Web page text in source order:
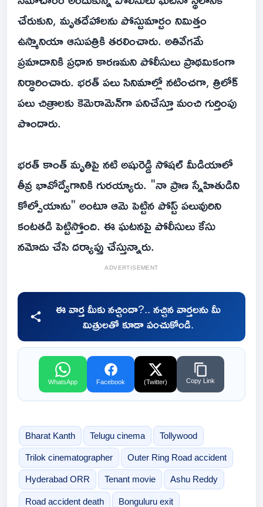
చేరుకుని, మృతదేహాలను పోస్టుమార్టం నిమిత్తం
ఉస్మానియా ఆసుపత్రికి తరలించారు. అతివేగమే
ప్రమాదానికి ప్రధాన కారణమని పోలీసులు ప్రాథమికంగా
నిర్ధారించారు. భరత్ పలు సినిమాల్లో నటించగా, త్రిలోక్
పలు చిత్రాలకు కెమెరామెన్‌గా పనిచేస్తూ మంచి గుర్తింపు
పొందారు.
భరత్ కాంత్ మృతిపై నటి అషురెడ్డి సోషల్ మీడియాలో
తీవ్ర భావోద్వేగానికి గురయ్యారు. "నా ప్రాణ స్నేహితుడిని
కోల్పోయాను" అంటూ ఆమె పెట్టిన పోస్ట్ పలువురిని
కంటతడి పెట్టిస్తోంది. ఈ ఘటనపై పోలీసులు కేసు
నమోదు చేసి దర్యాప్తు చేస్తున్నారు.
ADVERTISEMENT
ఈ వార్త మీకు నచ్చిందా?.. నచ్చిన వార్తలను మీ
మిత్రులతో కూడా పంచుకోండి.
WhatsApp Facebook (Twitter) Copy Link
Bharat Kanth Telugu cinema Tollywood
Trilok cinematographer Outer Ring Road accident
Hyderabad ORR Tenant movie Ashu Reddy
Road accident death Bonguluru exit